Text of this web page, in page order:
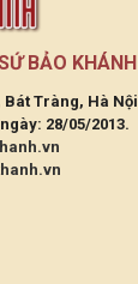
BẢO KHÁNH
Tràng, Hà Nội
28/05/2013.